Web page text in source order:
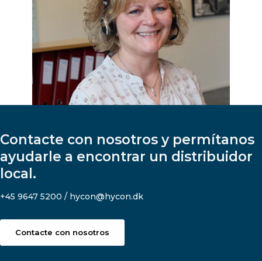
Contacte con nosotros y permítanos
ayudarle a encontrar un distribuidor
local.
+45 9647 5200 / hycon@hycon.dk
Contacte con nosotros